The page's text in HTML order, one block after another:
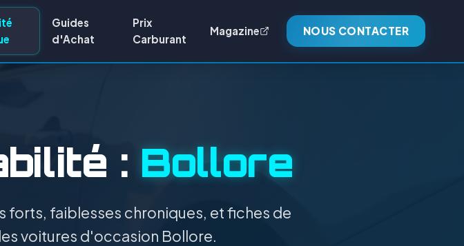
Guides
d'Achat
Prix
Carburant
Magazine NOUS CONTACTER
: Bollore
faiblesses chroniques, et fiches de
voitures d'occasion Bollore.